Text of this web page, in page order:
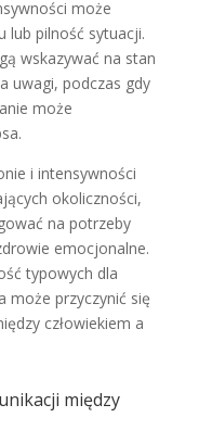
może
lub pilność sytuacji.
wskazywać na stan
uwagi, podczas gdy
może
i intensywności
okoliczności,
na potrzeby
emocjonalne.
typowych dla
może przyczynić się
człowiekiem a
między